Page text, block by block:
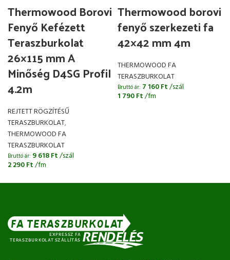
Thermowood Borovi
Fenyő Kefézett
Teraszburkolat
26×115 mm A
Minőség D4SG Profil
4.2m
REJTETT RÖGZÍTÉSŰ
TERASZBURKOLAT,
THERMOWOOD FA
TERASZBURKOLAT
Bruttó ár: 9 618Ft/szál
2 290Ft/fm
Thermowood borovi
fenyő szerkezeti fa
42×42 mm 4m
THERMOWOOD FA
TERASZBURKOLAT
Bruttó ár: 7 160Ft/szál
1 790Ft/fm